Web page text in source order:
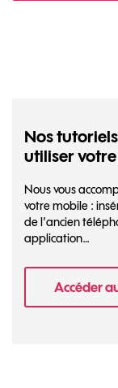
Nos
utiliser
Nous vous
votre mobile :
de l’ancien
application…
Accéder